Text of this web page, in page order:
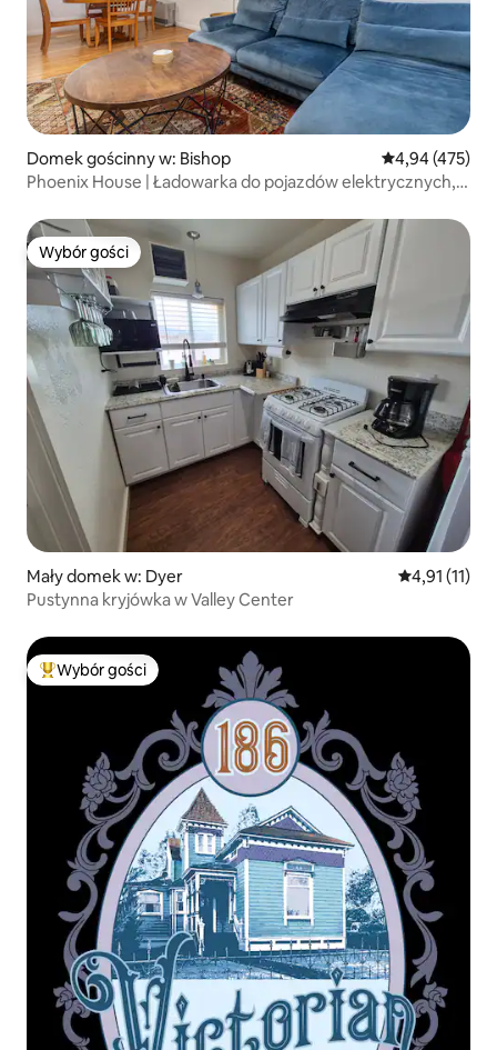
Domek gościnny w: Bishop Średnia
4,94 (475)
Phoenix House | Ładowarka do pojazdów elektrycznych,
Wybór gości
Wybór gości
Mały domek w: Dyer Średnia
4,91 (11)
Pustynna kryjówka w Valley Center
Najpopularniejsze z kategorii Wybór gości
Wybór gości